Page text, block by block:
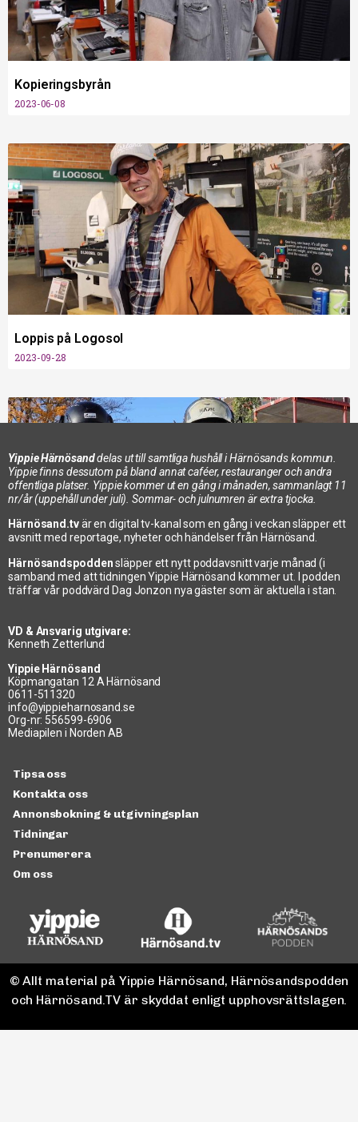
Kopieringsbyrån
2023-06-08
Loppis på Logosol
2023-09-28
JASAB – Så går det med Hernö Gin Hotell
Yippie Härnösanddelas ut till samtliga hushåll i Härnösands kommun.
Yippie finns dessutom på bland annat caféer, restauranger och andra
offentliga platser. Yippie kommer ut en gång i månaden, sammanlagt 11
nr/år (uppehåll under juli). Sommar- och julnumren är extra tjocka.
Härnösand.tvär en digital tv-kanal som en gång i veckan släpper ett
avsnitt med reportage, nyheter och händelser från Härnösand.
Härnösandspoddensläpper ett nytt poddavsnitt varje månad (i
samband med att tidningen Yippie Härnösand kommer ut. I podden
träffar vår poddvärd Dag Jonzon nya gäster som är aktuella i stan.
VD & Ansvarig utgivare:
Kenneth Zetterlund
Yippie Härnösand
Köpmangatan 12 A Härnösand
0611-511320
info@yippieharnosand.se
Org-nr: 556599-6906
Mediapilen i Norden AB
Tipsa oss
Kontakta oss
Annonsbokning & utgivningsplan
Tidningar
Prenumerera
Om oss
© Allt material på Yippie Härnösand, Härnösandspodden
och Härnösand.TV är skyddat enligt upphovsrättslagen.